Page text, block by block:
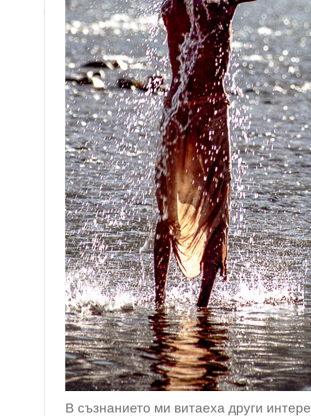
В съзнанието ми витаеха други